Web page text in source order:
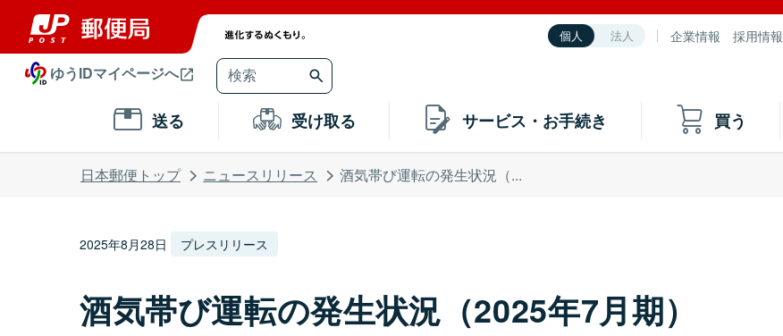
個人 法人 企業情報 採用情報
ゆうIDマイページへ
送る 受け取る サービス・お手続き 買う
日本郵便トップ ニュースリリース 酒気帯び運転の発生状況（...
2025年8月28日 プレスリリース
酒気帯び運転の発生状況（2025年7月期）